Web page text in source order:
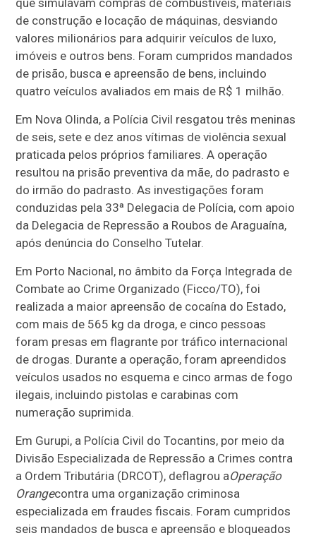
de construção e locação de máquinas, desviando
valores milionários para adquirir veículos de luxo,
imóveis e outros bens. Foram cumpridos mandados
de prisão, busca e apreensão de bens, incluindo
quatro veículos avaliados em mais de R$ 1 milhão.
Em Nova Olinda, a Polícia Civil resgatou três meninas
de seis, sete e dez anos vítimas de violência sexual
praticada pelos próprios familiares. A operação
resultou na prisão preventiva da mãe, do padrasto e
do irmão do padrasto. As investigações foram
conduzidas pela 33ª Delegacia de Polícia, com apoio
da Delegacia de Repressão a Roubos de Araguaína,
após denúncia do Conselho Tutelar.
Em Porto Nacional, no âmbito da Força Integrada de
Combate ao Crime Organizado (Ficco/TO), foi
realizada a maior apreensão de cocaína do Estado,
com mais de 565 kg da droga, e cinco pessoas
foram presas em flagrante por tráfico internacional
de drogas. Durante a operação, foram apreendidos
veículos usados no esquema e cinco armas de fogo
ilegais, incluindo pistolas e carabinas com
numeração suprimida.
Em Gurupi, a Polícia Civil do Tocantins, por meio da
Divisão Especializada de Repressão a Crimes contra
a Ordem Tributária (DRCOT), deflagrou aOperação
Orangecontra uma organização criminosa
especializada em fraudes fiscais. Foram cumpridos
seis mandados de busca e apreensão e bloqueados